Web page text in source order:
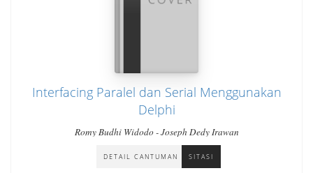
Interfacing Paralel dan Serial Menggunakan
Delphi
Romy Budhi Widodo - Joseph Dedy Irawan
DETAIL CANTUMAN SITASI